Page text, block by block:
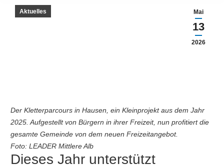
Mai
13
2026
Aktuelles
Der Kletterparcours in Hausen, ein Kleinprojekt aus dem Jahr
2025. Aufgestellt von Bürgern in ihrer Freizeit, nun profitiert die
gesamte Gemeinde von dem neuen Freizeitangebot.
Foto: LEADER Mittlere Alb
Dieses Jahr unterstützt